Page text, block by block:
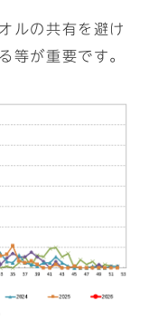
ルの共有を避け
等が重要です。